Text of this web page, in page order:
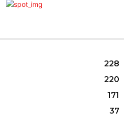
228
220
171
37